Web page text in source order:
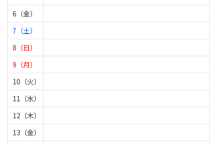
6（金）
7（土）
8（日）
9（月）
10（火）
11（水）
12（木）
13（金）